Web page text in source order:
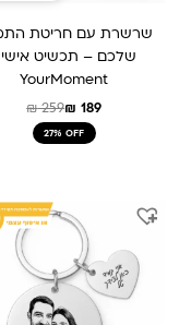
שרשרת עם חריטת
שלכם – תכשיט
YourMoment
₪259₪ 189
27% OFF
המקורי
היה:
₪ 239.
הנוכחי
הוא:
₪ 159.